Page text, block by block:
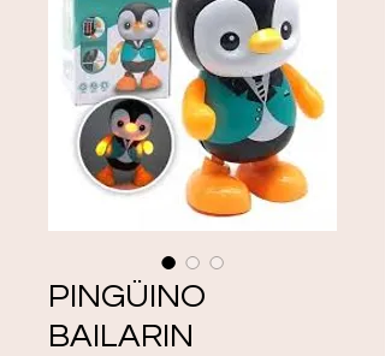
PINGÜINO
BAILARIN